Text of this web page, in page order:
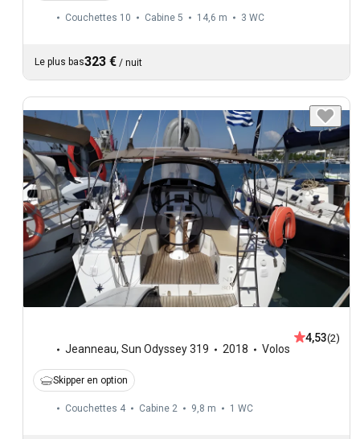
Couchettes 10 Cabine 5 14,6 m 3 WC
Le plus bas323 € / nuit
Jeanneau, Sun Odyssey 319 2018 Volos
4,53(2)
Skipper en option
Couchettes 4 Cabine 2 9,8 m 1 WC